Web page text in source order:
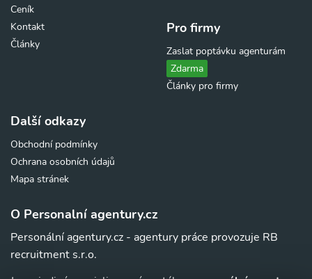
Ceník
Kontakt
Články
Pro firmy
Zaslat poptávku agenturám
Zdarma
Články pro firmy
Další odkazy
Obchodní podmínky
Ochrana osobních údajů
Mapa stránek
O Personalní agentury.cz
Personální agentury.cz - agentury práce provozuje RB
recruitment s.r.o.